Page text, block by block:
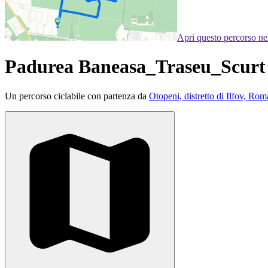
Apri questo percorso
Padurea Baneasa_Traseu_Scurt
Un percorso ciclabile con partenza da Otopeni, distretto di Ilfov,